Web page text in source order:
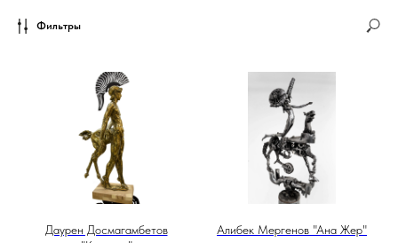
Фильтры
Даурен Досмагамбетов
Алибек Мергенов "Ана Жер"